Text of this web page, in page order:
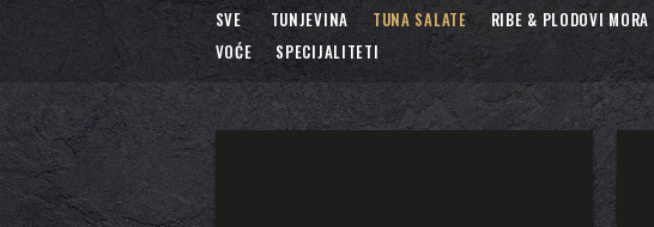
SVE TUNJEVINA TUNA SALATE RIBE & PLODOVI MORA
VOĆE
SPECIJALITETI